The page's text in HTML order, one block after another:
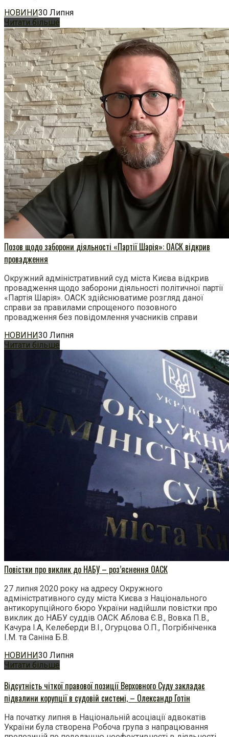
НОВИНИ30 Липня
Читати більше
Позов щодо заборони діяльності «Партії Шарія»: ОАСК відкрив
провадження
Окружний адміністративний суд міста Києва відкрив
провадження щодо заборони діяльності політичної партії
«Партія Шарія». ОАСК здійснюватиме розгляд даної
справи за правилами спрощеного позовного
провадження без повідомлення учасників справи
НОВИНИ30 Липня
Читати більше
Повістки про виклик до НАБУ – роз’яснення ОАСК
27 липня 2020 року на адресу Окружного
адміністративного суду міста Києва з Національного
антикорупційного бюро України надійшли повістки про
виклик до НАБУ суддів ОАСК Аблова Є.В., Вовка П.В.,
Качура І.А, Келеберди В.І., Огурцова О.П., Погрібніченка
І.М. та Саніна Б.В.
НОВИНИ30 Липня
Читати більше
Відсутність чіткої правової позиції Верховного Суду закладає
підвалини корупції в судовій системі, – Олександр Готін
На початку липня в Національній асоціації адвокатів
України була створена Робоча група з напрацювання